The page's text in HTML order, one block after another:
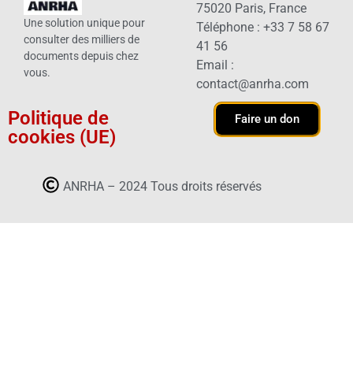
Une solution unique pour
consulter des milliers de
documents depuis chez
vous.
Politique de
cookies (UE)
75020 Paris, France
Téléphone : +33 7 58 67
41 56
Email :
contact@anrha.com
Faire un don
ANRHA – 2024 Tous droits réservés